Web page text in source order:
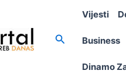
Search
Vijesti
Business
Dinamo